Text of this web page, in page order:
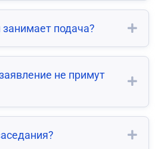
подача?
не примут